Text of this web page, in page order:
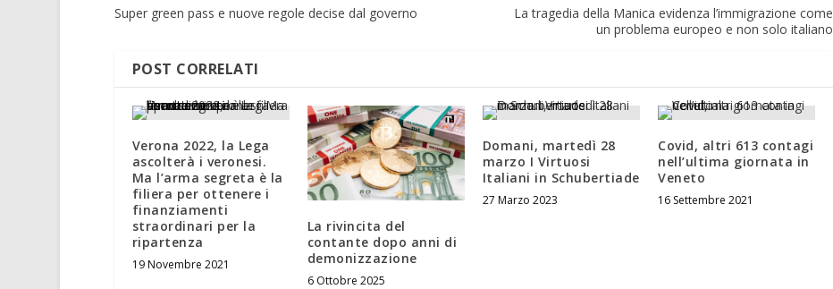
Super green pass e nuove regole decise dal governo
La tragedia della Manica evidenza l’immigrazione come
un problema europeo e non solo italiano
POST CORRELATI
Verona 2022, la Lega
ascolterà i veronesi.
Ma l’arma segreta è la
filiera per ottenere i
finanziamenti
straordinari per la
ripartenza
19 Novembre 2021
La rivincita del
contante dopo anni di
demonizzazione
6 Ottobre 2025
Domani, martedì 28
marzo I Virtuosi
Italiani in Schubertiade
27 Marzo 2023
Covid, altri 613 contagi
nell’ultima giornata in
Veneto
16 Settembre 2021